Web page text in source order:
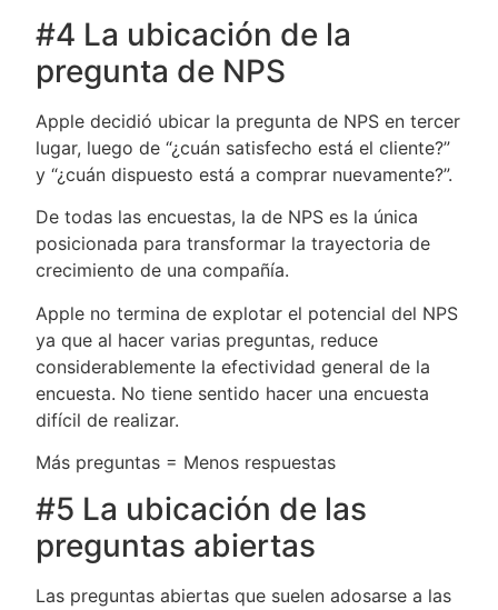
#4 La ubicación de la
pregunta de NPS
Apple decidió ubicar la pregunta de NPS en tercer
lugar, luego de “¿cuán satisfecho está el cliente?”
y “¿cuán dispuesto está a comprar nuevamente?”.
De todas las encuestas, la de NPS es la única
posicionada para transformar la trayectoria de
crecimiento de una compañía.
Apple no termina de explotar el potencial del NPS
ya que al hacer varias preguntas, reduce
considerablemente la efectividad general de la
encuesta. No tiene sentido hacer una encuesta
difícil de realizar.
Más preguntas = Menos respuestas
#5 La ubicación de las
preguntas abiertas
Las preguntas abiertas que suelen adosarse a las